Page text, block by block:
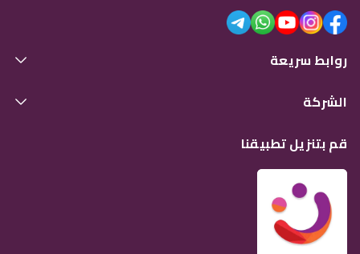
روابط سريعة
الشركة
قم بتنزيل تطبيقنا